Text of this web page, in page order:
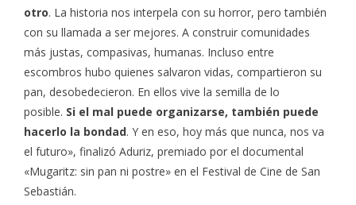
otro. La historia nos interpela con su horror, pero también
con su llamada a ser mejores. A construir comunidades
más justas, compasivas, humanas. Incluso entre
escombros hubo quienes salvaron vidas, compartieron su
pan, desobedecieron. En ellos vive la semilla de lo
posible. Si el mal puede organizarse, también puede
hacerlo la bondad. Y en eso, hoy más que nunca, nos va
el futuro», finalizó Aduriz, premiado por el documental
«Mugaritz: sin pan ni postre» en el Festival de Cine de San
Sebastián.